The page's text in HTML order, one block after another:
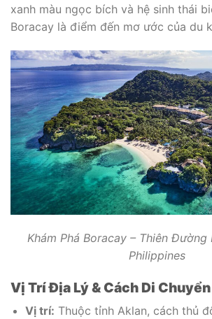
xanh màu ngọc bích và hệ sinh thái
Boracay là điểm đến mơ ước của du
Khám Phá Boracay – Thiên
Philippines
Vị Trí Địa Lý & Cách Di Chuyển
Vị trí: Thuộc tỉnh Aklan, cách thủ